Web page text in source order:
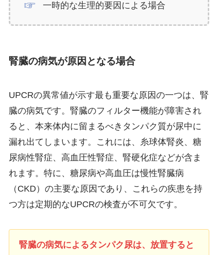
一時的な生理的要因による場合
腎臓の病気が原因となる場合
UPCRの異常値が示す最も重要な原因の一つは、腎
臓の病気です。腎臓のフィルター機能が障害され
ると、本来体内に留まるべきタンパク質が尿中に
漏れ出てしまいます。これには、糸球体腎炎、糖
尿病性腎症、高血圧性腎症、腎硬化症などが含ま
れます。特に、糖尿病や高血圧は慢性腎臓病
（CKD）の主要な原因であり、これらの疾患を持
つ方は定期的なUPCRの検査が不可欠です。
腎臓の病気によるタンパク尿は、放置すると